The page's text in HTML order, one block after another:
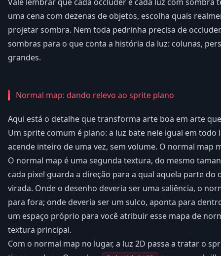
uma cena com dezenas de objetos, escolha quais
projetar sombra. Nem toda pedrinha precisa de
sombras para o que conta a história da luz: colunas,
grandes.
Normal map: dando relevo ao sprite plano
Aqui está o detalhe que transforma arte boa em arte
Um sprite comum é plano: a luz bate nele igual em todo
acende inteiro de uma vez, sem volume. O normal map
O normal map é uma segunda textura, do mesmo
cada pixel guarda a direção para a qual aquela parte do
virada. Onde o desenho deveria ser uma saliência, o
para fora; onde deveria ser um sulco, aponta para
um espaço próprio para você atribuir esse mapa de
textura principal.
Com o normal map no lugar, a luz 2D passa a tratar o